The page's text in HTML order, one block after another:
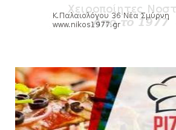
HEADLINES
Θλίψη για τον χαμό του
SLIDE
Ξεκινά η ελεύθερη διάθεση
διαρκείας του
August 04, 2026